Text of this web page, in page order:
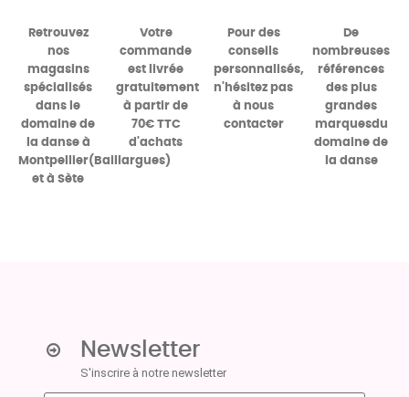
Retrouvez
nos
magasins
spécialisés
dans le
domaine de
la danse à
Montpellier(Baillargues)
et à Sète
Votre
commande
est livrée
gratuitement
à partir de
70€ TTC
d'achats
Pour des
conseils
personnalisés,
n'hésitez pas
à nous
contacter
De
nombreuses
références
des plus
grandes
marquesdu
domaine de
la danse
Newsletter
S'inscrire à notre newsletter